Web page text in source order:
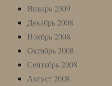
Январь 2009
Декабрь 2008
Ноябрь 2008
Октябрь 2008
Сентябрь 2008
Август 2008